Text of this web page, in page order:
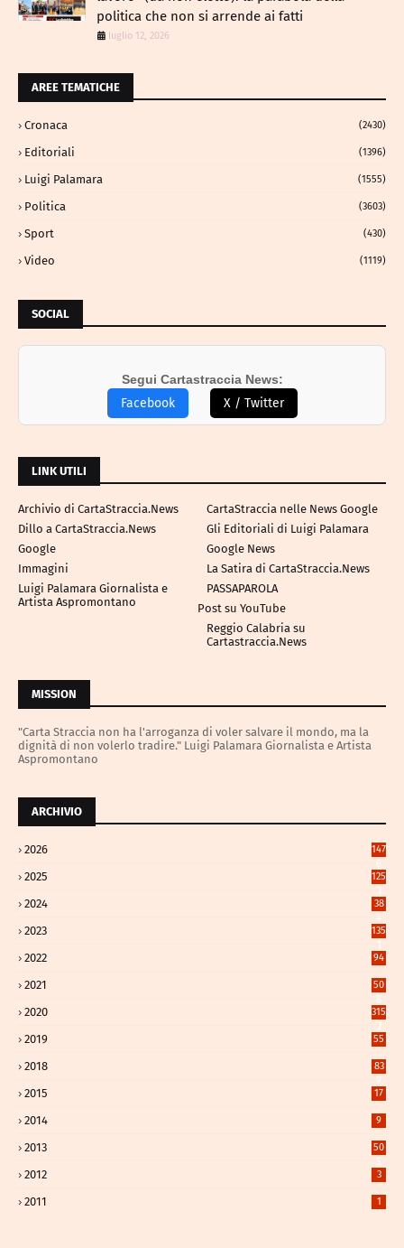
politica che non si arrende ai fatti
luglio 12, 2026
AREE TEMATICHE
Cronaca (2430)
Editoriali (1396)
Luigi Palamara (1555)
Politica (3603)
Sport (430)
Video (1119)
SOCIAL
Segui Cartastraccia News:
Facebook X / Twitter
LINK UTILI
Archivio di CartaStraccia.News
CartaStraccia nelle News Google
Dillo a CartaStraccia.News
Gli Editoriali di Luigi Palamara
Google
Google News
Immagini
La Satira di CartaStraccia.News
Luigi Palamara Giornalista e
Artista Aspromontano
PASSAPAROLA
Post su YouTube
Reggio Calabria su
Cartastraccia.News
MISSION
"Carta Straccia non ha l'arroganza di voler salvare il mondo, ma la
dignità di non volerlo tradire." Luigi Palamara Giornalista e Artista
Aspromontano
ARCHIVIO
2026
147
6
2025
125
3
2024
38
4
2023
135
1
2022 94
2021
50
8
2020
315
2
2019 55
2018
83
9
2015 17
2014 9
2013
50
5
2012 3
2011 1